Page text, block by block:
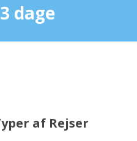
dage
af Rejser